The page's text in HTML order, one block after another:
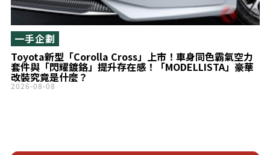
Toyota新型「Corolla Cross」上市！車身同色霸氣空力
套件與「閃耀鍍鉻」提升存在感！「MODELLISTA」豪華
改裝究竟是什麼？
一手企劃
2026-08-08